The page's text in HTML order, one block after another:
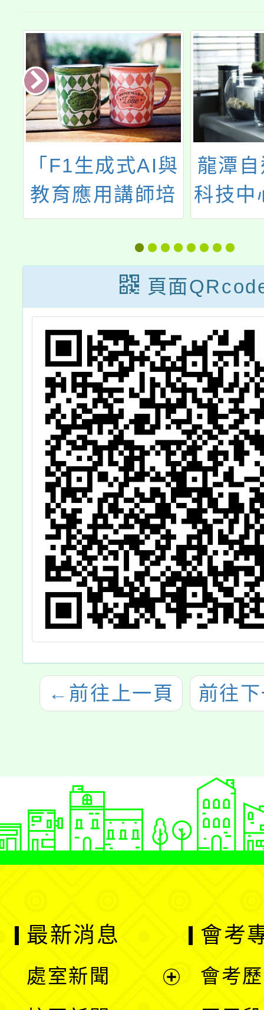
「F1生成式AI與
教育應用講師培
訓工作坊」
龍潭
科技中
月份
頁面
← 前往上一頁 前往
最新消息
處室新聞
會考
會考